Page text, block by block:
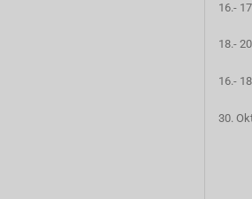
16.-
18.-
16.-
30.